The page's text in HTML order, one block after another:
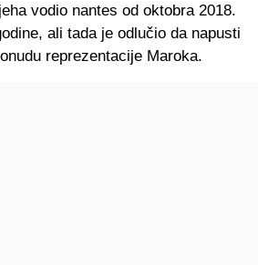
vodio nantes od oktobra 2018.
ali tada je odlučio da napusti
reprezentacije Maroka.